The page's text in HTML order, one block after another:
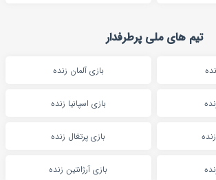
تیم های ملی پرطرفدار
بازی آلمان زنده
بازی اسپانیا زنده
بازی پرتغال زنده
بازی آرژانتین زنده